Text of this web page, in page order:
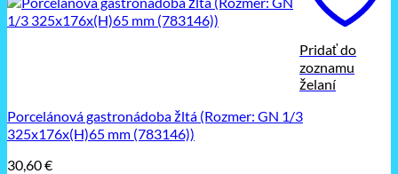
Pridať do
zoznamu
želaní
Porcelánová gastronádoba žltá (Rozmer: GN 1/3
325x176x(H)65 mm (783146))
30,60€